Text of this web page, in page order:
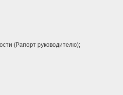
(Рапорт руководителю);